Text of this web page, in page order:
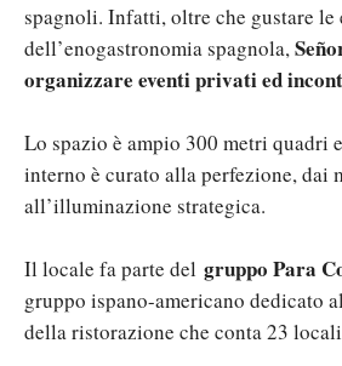
spagnoli. Infatti, oltre che gustare le
dell’enogastronomia spagnola,
organizzare eventi privati ed
Lo spazio è ampio 300 metri quadri
interno è curato alla perfezione, dai
all’illuminazione strategica.
Il locale fa parte del gruppo Para
gruppo ispano-americano dedicato
della ristorazione che conta 23